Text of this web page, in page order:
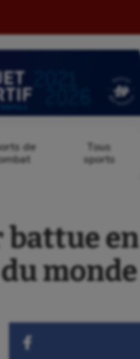
de
Tous
sports
battue en
monde